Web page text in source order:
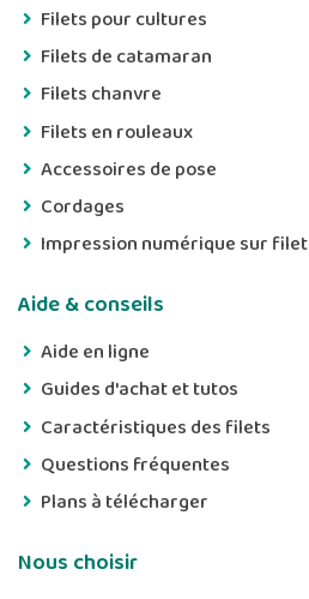
Filets pour cultures
Filets de catamaran
Filets chanvre
Filets en rouleaux
Accessoires de pose
Cordages
Impression numérique sur filet
Aide & conseils
Aide en ligne
Guides d'achat et tutos
Caractéristiques des filets
Questions fréquentes
Plans à télécharger
Nous choisir